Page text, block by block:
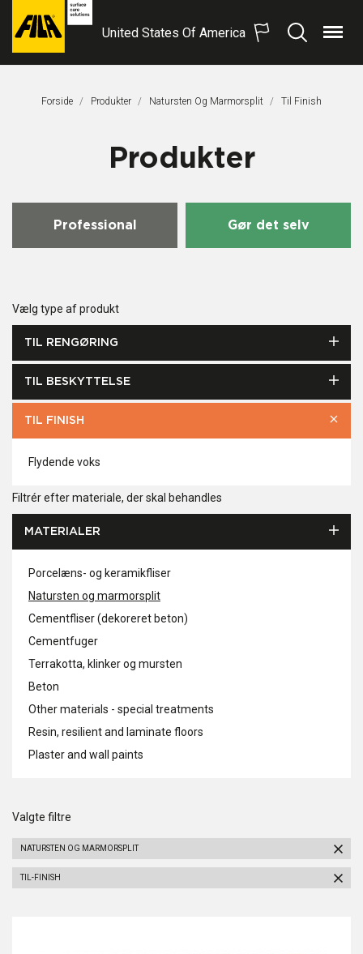
FILA
United States Of America
Søg Menu
Forside Produkter Natursten Og Marmorsplit Aktuel Side:
Til Finish
Produkter
Professional Gør det selv
Vælg type af produkt
TIL RENGØRING
TIL BESKYTTELSE
TIL FINISH
Flydende voks
Filtrér efter materiale, der skal behandles
MATERIALER
Porcelæns- og keramikfliser
Natursten og marmorsplit
Cementfliser (dekoreret beton)
Cementfuger
Terrakotta, klinker og mursten
Beton
Other materials - special treatments
Resin, resilient and laminate floors
Plaster and wall paints
Valgte filtre
NATURSTEN OG MARMORSPLIT
TIL-FINISH